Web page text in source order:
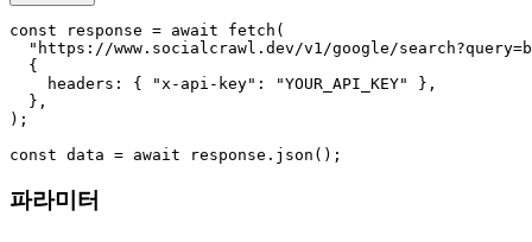
const response = await fetch(
"https://www.socialcrawl.dev/v1/google/
  {
    headers: { "x-api-key": "YOUR_API_KEY" },
  },
);
const data = await response.json();
파라미터